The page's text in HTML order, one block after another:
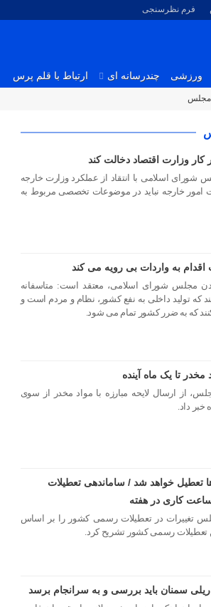
فرم نظرسنجی
ورزشی چندرسانه ای ارتباط با قلم پرس
مجلس
کار وزارت اقتصاد دخالت کند
اسلامی با انتقاد از عملکرد وزارت خارجه
امور خارجه نباید در موضوعات تخصصی مربوط به
به واردات بی رویه می کند
مجلس شورای اسلامی، معتقد است: متاسفانه
که تولید داخلی به نفع کشور، نظام و مردم است و
که به ضرر کشور تمام می شود.
مخدر تا یک ماه آینده
از ارسال لایحه مبارزه با مواد مخدر از سوی
خبر داد.
تعطیل خواهد شد / ساماندهی تعطیلات
تغییرات در تعطیلات رسمی کشور را بر اساس
تعطیلات رسمی کشور تشریح کرد.
سمنان باید بررسی و به سرانجام برسد